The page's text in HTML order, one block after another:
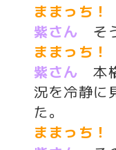
ままっち！
紫さん そ
ままっち！
紫さん 本
況を冷静に
た。
ままっち！